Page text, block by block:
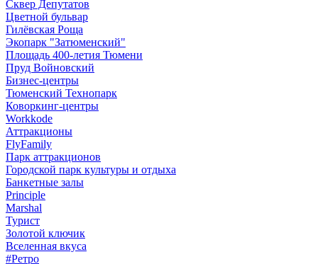
Сквер Депутатов
Цветной бульвар
Гилёвская Роща
Экопарк "Затюменский"
Площадь 400-летия Тюмени
Пруд Войновский
Бизнес-центры
Тюменский Технопарк
Коворкинг-центры
Workkode
Аттракционы
FlyFamily
Парк аттракционов
Городской парк культуры и отдыха
Банкетные залы
Principle
Marshal
Турист
Золотой ключик
Вселенная вкуса
#Ретро